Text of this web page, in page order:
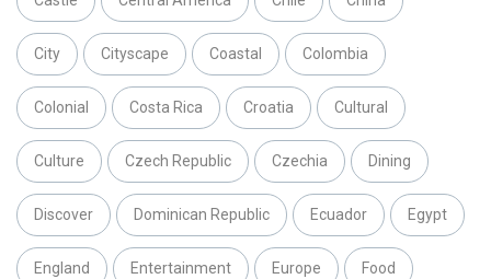
City Cityscape Coastal Colombia
Colonial Costa Rica Croatia Cultural
Culture Czech Republic Czechia Dining
Discover Dominican Republic Ecuador Egypt
England Entertainment Europe Food